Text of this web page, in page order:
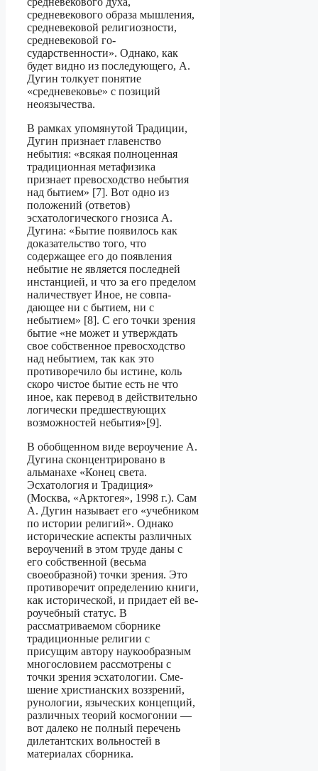
средневекового образа мышления,
средневековой религиозности,
средневековой го­
сударственности». Однако, как
будет видно из последующего, А.
Дугин толкует понятие
«средневековье» с позиций
неоязычества.
В рамках упомянутой Традиции,
Дугин признает главенство
небытия: «всякая полноценная
традиционная метафизика
признает превосходство небытия
над быти­ем» [7]. Вот одно из
положений (ответов)
эсхатологического гнозиса А.
Дугина: «Бы­тие появилось как
доказательство того, что
содержащее его до появления
небытие не является последней
инстанцией, и что за его пределом
наличествует Иное, не совпа­
дающее ни с бытием, ни с
небытием» [8]. С его точки зрения
бытие «не может и утверждать
свое собственное превосходство
над небытием, так как это
противоречи­ло бы истине, коль
скоро чистое бытие есть не что
иное, как перевод в действительно
логически предшествующих
возможностей небытия»[9].
В обобщенном виде вероучение А.
Дугина сконцентрировано в
альманахе «Ко­нец света.
Эсхатология и Традиция»
(Москва, «Арктогея», 1998 г.). Сам
А. Дугин называет его «учебником
по истории религий». Однако
исторические аспекты раз­личных
вероучений в этом труде даны с
его собственной (весьма
своеобразной) точки зрения. Это
противоречит определению книги,
как исторической, и придает ей ве­
роучебный статус. В
рассматриваемом сборнике
традиционные религии с
присущим автору наукообразным
многословием рассмотрены с
точки зрения эсхатологии. Сме­
шение христианских воззрений,
рунологии, языческих концепций,
различных теорий космогонии —
вот далеко не полный перечень
дилетантских вольностей в
матери­алах сборника.